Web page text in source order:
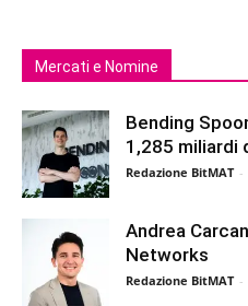
Mercati e Nomine
Bending
1,285 miliardi
Redazione BitMAT -
Andrea
Networks
Redazione BitMAT -